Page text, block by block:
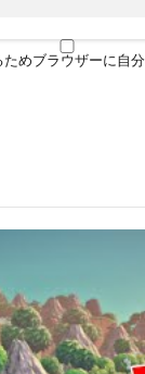
めブラウザーに自